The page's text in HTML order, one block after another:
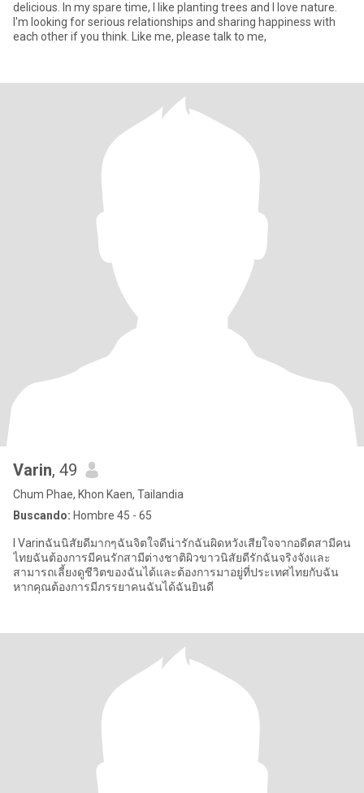
delicious. In my spare time, I like planting trees and I love nature.
I'm looking for serious relationships and sharing happiness with
each other if you think. Like me, please talk to me,
Varin, 49
Chum Phae, Khon Kaen, Tailandia
Buscando: Hombre 45 - 65
l Varinฉันนิสัยดีมากๆฉันจิตใจดีน่ารักฉันผิดหวังเสียใจจากอดีตสามีคน
ไทยฉันต้องการมีคนรักสามีต่างชาติผิวขาวนิสัยดีรักฉันจริงจังและ
สามารถเลี้ยงดูชีวิตของฉันได้และต้องการมาอยู่ที่ประเทศไทยกับฉัน
หากคุณต้องการมีภรรยาคนฉันได้ฉันยินดี